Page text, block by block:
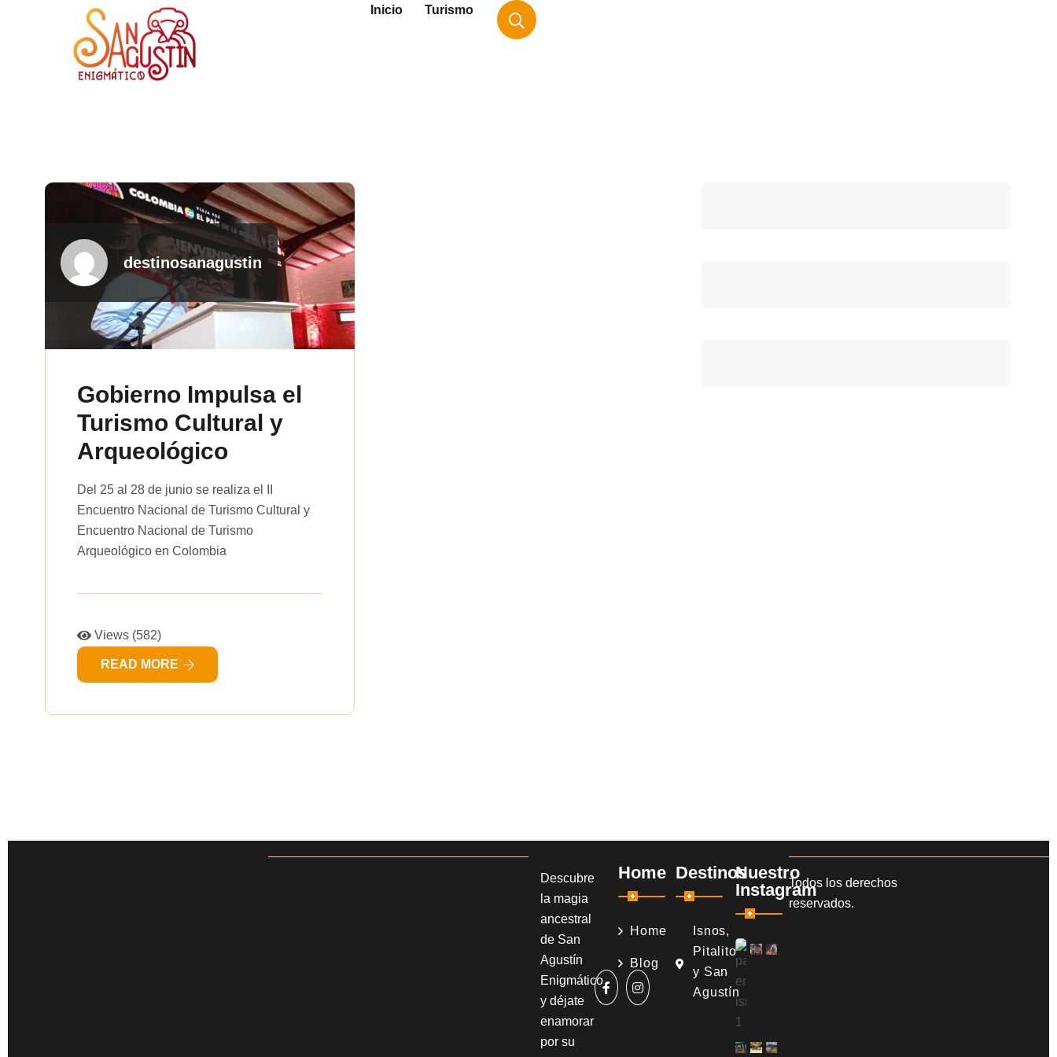
Inicio Turismo
destinosanagustin
Gobierno Impulsa el
Turismo Cultural y
Arqueológico
Del 25 al 28 de junio se realiza el II
Encuentro Nacional de Turismo Cultural y
Encuentro Nacional de Turismo
Arqueológico en Colombia
Views (582)
READ MORE
Descubre
la magia
ancestral
de San
Agustín
Enigmático
y déjate
enamorar
por su
Home
Home
Blog
Destinos
Isnos,
Pitalito
y San
Agustín
Nuestro
InstagramTodos los derechos
reservados.